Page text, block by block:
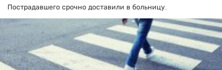
Пострадавшего срочно доставили в больницу.